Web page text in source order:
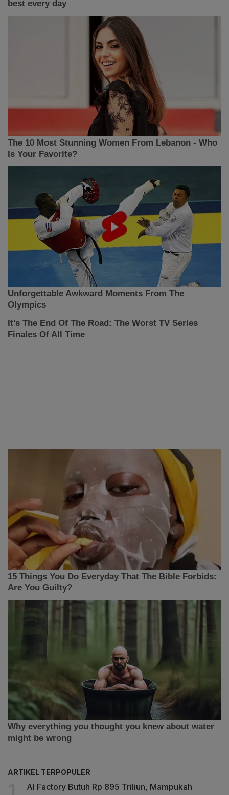
ARTIKEL TERPOPULER
AI Factory Butuh Rp 895 Triliun, Mampukah